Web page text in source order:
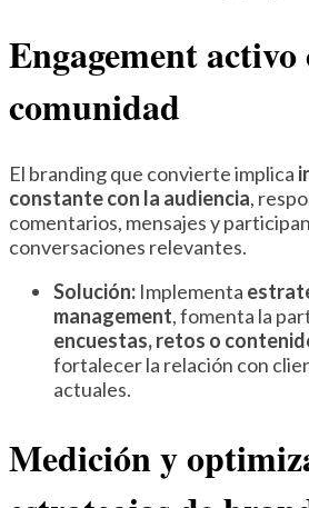
Engagement activo
comunidad
El branding que convierte implica
constante con la audiencia,
comentarios, mensajes y
conversaciones relevantes.
Solución: Implementa
management, fomenta la
encuestas, retos o
fortalecer la relación con
actuales.
Medición y